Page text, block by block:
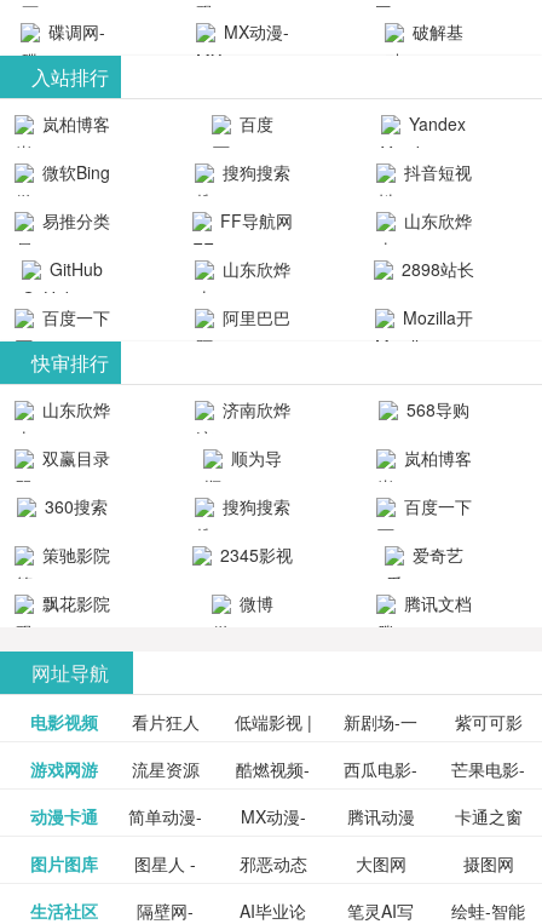
剧、动漫和
综艺节目免
费观看。平
台内容丰
富，更新快
速，支持在
线观看，满
足各类影迷
需求，提供
无广告、高
清流畅的观
影体验。
看电影就来
这！收录大
量免费看电
影网站！
站-41影视为
成全短剧电
视剧、电视
剧大全、好
看的电视
剧、最新的
电影在线观
看，神马影
最新好看的
剧片、爱情
片、搞笑片
等全新电
影，是影
官网-最新影
视资源|追剧
也很卷
源免费在线
观看
画师联盟官
网
_huashilm.com_
动漫综合
网
天智能对话
网页版入口
碟调网-
碟调网为您
提供最新电
视剧和2025
年最新电影
的在线观
看，快来碟
调电影网在
线观看最新
热门影视作
MX动漫-
漫免费在线
观看
破解基
整合当前互
联网最新最
全最优质的
软件免费下
载、资源免
费共享、技
术教程学习
台！整合破
合破解游
戏、整合安
卓破解软件
分享与下
载！旨在打
件共享站、
资源
入站排行
岚柏博客 百度
Yandex
搜索
微软Bing
搜狗搜索
引擎
抖音短视
频
易推分类
目录网
FF导航网
山东欣烨
化工有限公
GitHub
山东欣烨
生物科技有
2898站长
资源平台
百度一下
阿里巴巴
Mozilla开
快审排行
山东欣烨
生物科技有
济南欣烨
科技有限公
568导购
网
双赢目录
顺为导
航-办公运营
岚柏博客
360搜索
搜狗搜索
百度一下
策驰影院
2345影视
大全
爱奇艺
VIP会员
飘花影院
微博 腾讯文档
网址导航
电影视频 看片狂人 低端影视 |
免费高清
在线电影
新剧场-一
个网盘资
源分享小
紫可可影
视-紫可可,
免费提供
泡剧网_最
新电视剧
免费在线
更多>>
游戏网游 流星资源
网-流星蝴
蝶剑官网
酷燃视频-
致力于打
造中国领
西瓜电影-
西瓜视频
网站电影
芒果电影-
芒果TV网
站电影频
豆瓣电影-
豆瓣电影
更多>>
动漫卡通 简单动漫-
日本动画
MX动漫-
最新最全
腾讯动漫
频道
卡通之窗
三毛漫画
网
更多>>
图片图库 图星人 -
设计图片
邪恶动态
图片大全
大图网
摄图网
图行天下
更多>>
生活社区 隔壁网- AI毕业论 笔灵AI写 绘蛙-智能